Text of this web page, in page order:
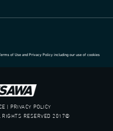
of Use and Privacy Policy including our use of cookies
| PRIVACY POLICY
©2017 MUSAWA CHANNEL. ALL RIGHTS RESERVED.